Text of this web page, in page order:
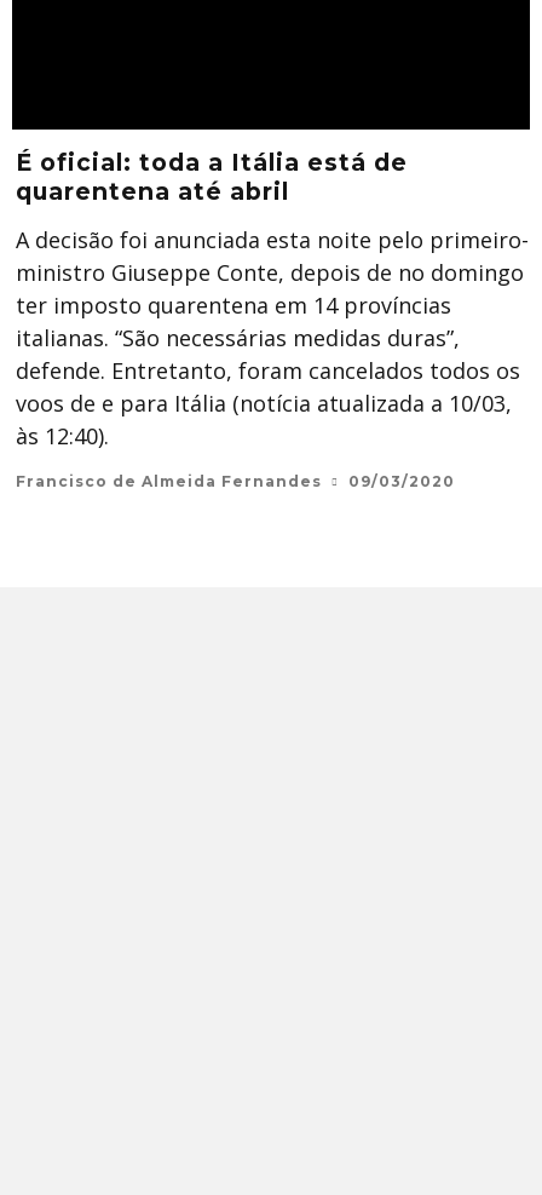
É oficial: toda a Itália está de
quarentena até abril
A decisão foi anunciada esta noite pelo primeiro-
ministro Giuseppe Conte, depois de no domingo
ter imposto quarentena em 14 províncias
italianas. “São necessárias medidas duras”,
defende. Entretanto, foram cancelados todos os
voos de e para Itália (notícia atualizada a 10/03,
às 12:40).
Francisco de Almeida Fernandes 09/03/2020